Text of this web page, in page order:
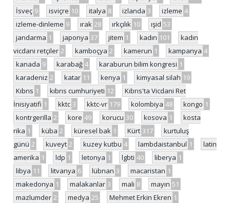
İsveç 9 isviçre 10 italya 8 izlanda 3 izleme 4
izleme-dinleme 9 ırak 28 ırkçılık 10 ışid 53
jandarma 1 japonya 37 jitem 1 kadın 101
kadın
vicdani retçiler 2 kamboçya 2 kamerun 1 kampanya 4
kanada 9 karabağ 4 karaburun bilim kongresi 1
karadeniz 2 katar 11 kenya 1 kimyasal silah 19
Kıbrıs 1 kıbrıs cumhuriyeti 12
Kıbrıs'ta Vicdani Ret
İnisiyatifi 1 kktc 3 kktc-vr 179 kolombiya 48 kongo 1
kontrgerilla 2 kore 49 korucu 30 kosova 1
kosta
rika 1 küba 2 küresel bak 1 Kürt 317
kurtuluş
günü 2 kuveyt 2 kuzey kutbu 4 lambdaistanbul 1
latin
amerika 1 ldp 1 letonya 1 lgbti 40 liberya 1
libya 11 litvanya 6 lübnan 3 macaristan 1
makedonya 1 malakanlar 3 mali 8 mayın 51
mazlumder 2 medya 25 Mehmet Erkin Ekren 1